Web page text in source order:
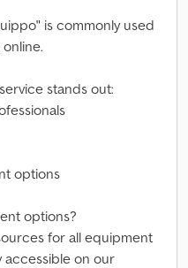
is commonly used
stands out:
options
options?
for all equipment
accessible on our